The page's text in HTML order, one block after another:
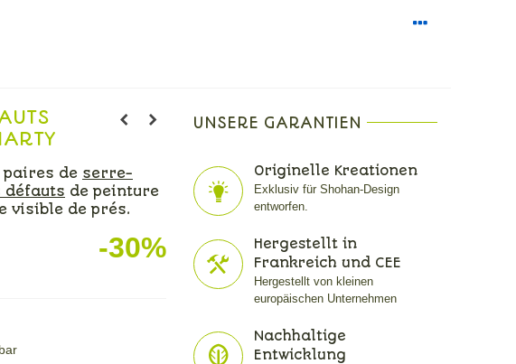
paires de serre-
défauts de peinture
visible de prés.
-30%
UNSERE GARANTIEN
Originelle Kreationen
Exklusiv für Shohan-Design
entworfen.
Hergestellt in
Frankreich und CEE
Hergestellt von kleinen
europäischen Unternehmen
Nachhaltige
Entwicklung